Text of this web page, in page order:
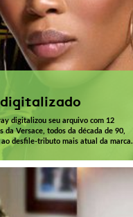
digitalizou seu arquivo com 12
da Versace, todos da década de 90,
ao desfile-tributo mais atual da marca.